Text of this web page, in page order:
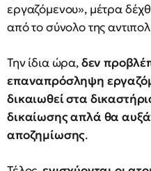
εργαζόμενου», μέτρα
από το σύνολο της
Την ίδια ώρα,δεν
επαναπρόσληψη
δικαιωθεί στα
δικαίωσης απλά θα
αποζημίωσης.